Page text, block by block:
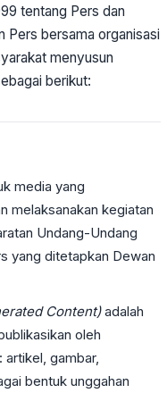
tentang Pers dan
Pers bersama organisasi
menyusun
berikut:
media yang
melaksanakan kegiatan
Undang-Undang
yang ditetapkan Dewan
Content)adalah
oleh
artikel, gambar,
bentuk unggahan